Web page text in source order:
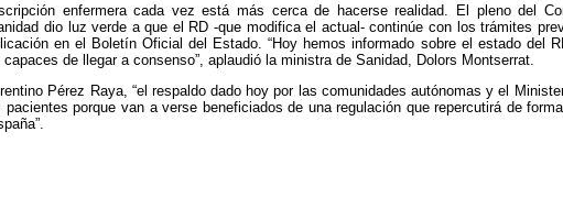
enfermera cada vez está más cerca de hacerse realidad. El pleno del
dio luz verde a que el RD -que modifica el actual- continúe con los trámites
en el Boletín Oficial del Estado. “Hoy hemos informado sobre el estado del
de llegar a consenso”, aplaudió la ministra de Sanidad, Dolors Montserrat.
Pérez Raya, “el respaldo dado hoy por las comunidades autónomas y el
porque van a verse beneficiados de una regulación que repercutirá de